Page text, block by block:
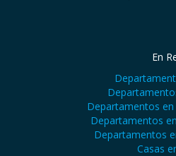
En
Departamentos
Departamentos
Departamentos
Casas